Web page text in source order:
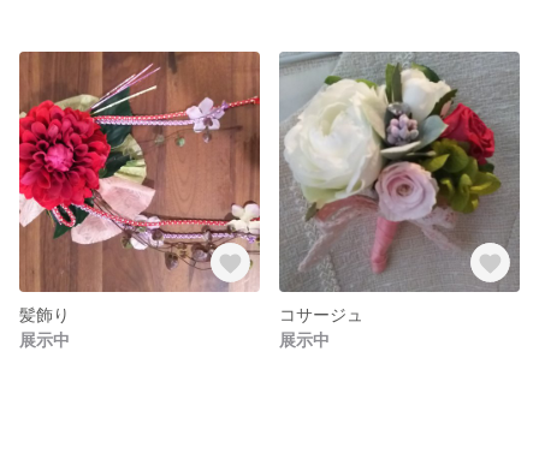
髪飾り
展示中
コサージュ
展示中